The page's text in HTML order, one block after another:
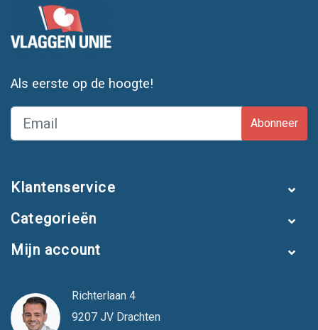
Als eerste op de hoogte!
Abonneer
Klantenservice
Categorieën
Mijn account
Richterlaan 4
9207 JV Drachten